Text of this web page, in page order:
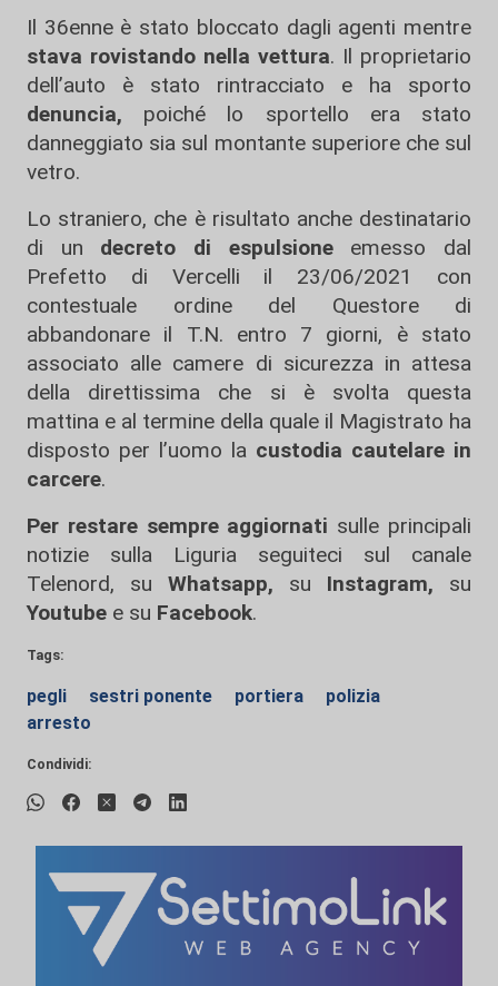
Il 36enne è stato bloccato dagli agenti mentre
stava rovistando nella vettura. Il proprietario
dell’auto è stato rintracciato e ha sporto
denuncia, poiché lo sportello era stato
danneggiato sia sul montante superiore che sul
vetro.
Lo straniero, che è risultato anche destinatario
di un decreto di espulsioneemesso dal
Prefetto di Vercelli il 23/06/2021 con
contestuale ordine del Questore di
abbandonare il T.N. entro 7 giorni, è stato
associato alle camere di sicurezza in attesa
della direttissima che si è svolta questa
mattina e al termine della quale il Magistrato ha
disposto per l’uomo la custodia cautelare in
carcere.
Per restare sempre aggiornati sulle principali
notizie sulla Liguria seguiteci sul canale
Telenord, su
Whatsapp, su Instagram, su
Youtube e su Facebook.
Tags:
pegli sestri ponente portiera
polizia
arresto
Condividi: